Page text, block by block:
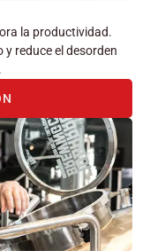
la productividad.
reduce el desorden